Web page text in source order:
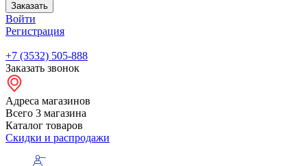
Заказать
Войти
Регистрация
+7 (3532) 505-888
Заказать звонок
Адреса магазинов
Всего 3 магазина
Каталог товаров
Скидки и распродажи